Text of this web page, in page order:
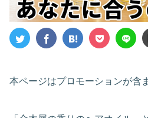
本ページはプロモーションが含